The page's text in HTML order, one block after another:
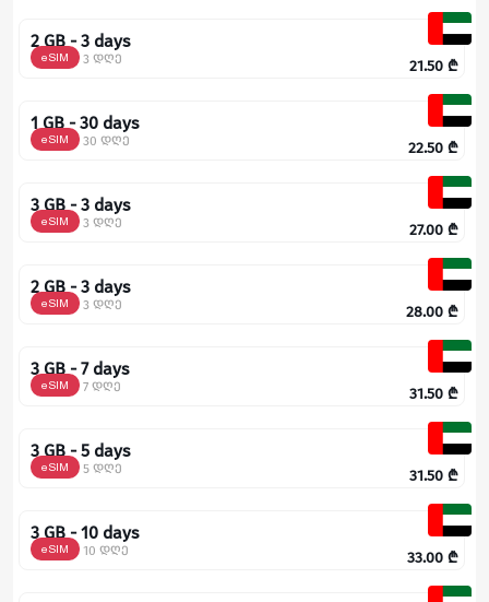
2 GB - 3 days
eSIM 3 დღე 21.50 ₾
1 GB - 30 days
eSIM 30 დღე 22.50 ₾
3 GB - 3 days
eSIM 3 დღე 27.00 ₾
2 GB - 3 days
eSIM 3 დღე 28.00 ₾
3 GB - 7 days
eSIM 7 დღე 31.50 ₾
3 GB - 5 days
eSIM 5 დღე 31.50 ₾
3 GB - 10 days
eSIM 10 დღე 33.00 ₾